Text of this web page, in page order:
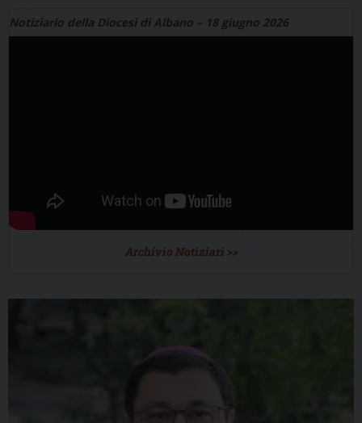
Notiziario della Diocesi di Albano – 18 giugno 2026
Archivio Notiziari >>